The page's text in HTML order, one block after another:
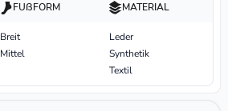
FUßFORM
Breit
Mittel
MATERIAL
Leder
Synthetik
Textil